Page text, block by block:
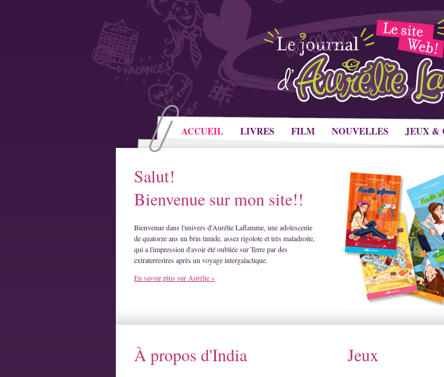
ACCUEIL LIVRES FILM NOUVELLES JEUX &
Salut!
Bienvenue sur mon site!!
Bienvenue dans l'univers d'Aurélie Laflamme, une adolescente
de quatorze ans un brin timide, assez rigolote et très maladroite,
qui a l'impression d'avoir été oubliée sur Terre par des
extraterrestres après un voyage intergalactique.
En savoir plus sur Aurélie »
À propos d'India Jeux